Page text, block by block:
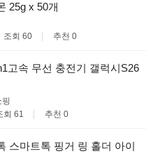
25g x 50개
조회 60 추천 0
고속 무선 충전기 갤럭시S26
핑
회 61 추천 0
스마트톡 핑거 링 홀더 아이